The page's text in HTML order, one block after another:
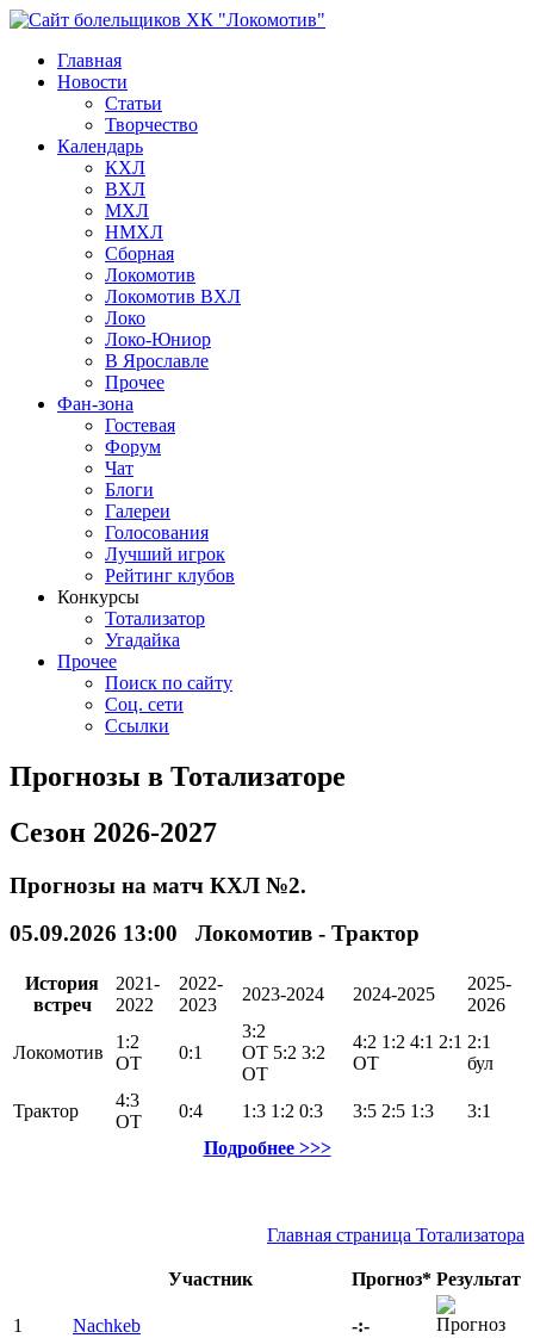
Главная
Новости
Статьи
Творчество
Календарь
КХЛ
ВХЛ
МХЛ
НМХЛ
Сборная
Локомотив
Локомотив ВХЛ
Локо
Локо-Юниор
В Ярославле
Прочее
Фан-зона
Гостевая
Форум
Чат
Блоги
Галереи
Голосования
Лучший игрок
Рейтинг клубов
Конкурсы
Тотализатор
Угадайка
Прочее
Поиск по сайту
Соц. сети
Ссылки
Прогнозы в Тотализаторе
Сезон 2026-2027
Прогнозы на матч КХЛ №2.
05.09.2026 13:00 Локомотив - Трактор
История
встреч
2021-
2022
2022-
2023
2023-2024 2024-2025
2025-
2026
Локомотив
1:2
ОТ
0:1
3:2
ОТ 5:2 3:2
ОТ
4:2 1:2 4:1 2:1
ОТ
2:1
бул
Трактор
4:3
ОТ
0:4 1:3 1:2 0:3 3:5 2:5 1:3
3:1
Подробнее >>>
Главная страница Тотализатора
Участник Прогноз* Результат
1 Nachkeb -:-